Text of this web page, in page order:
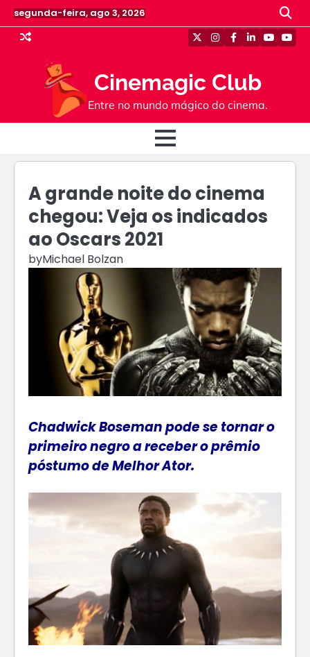
Skip
to
content
segunda-feira, ago 3, 2026
Cinemagic Club
Entre no mundo mágico do cinema.
TwitterInstagram
Facebook
Linkedin
Youtube
A grande noite do cinema
chegou: Veja os indicados
ao Oscars 2021
byMichael Bolzan
Chadwick Boseman pode se tornar o
primeiro negro a receber o prêmio
póstumo de Melhor Ator.